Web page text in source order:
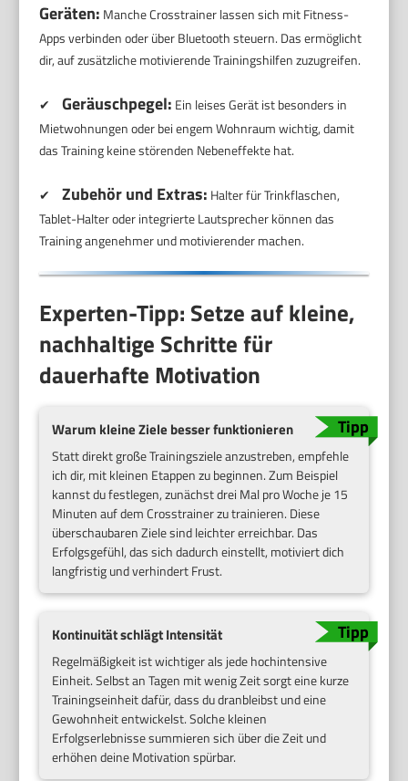
Geräten: Manche Crosstrainer lassen sich mit Fitness-
Apps verbinden oder über Bluetooth steuern. Das ermöglicht
dir, auf zusätzliche motivierende Trainingshilfen zuzugreifen.
✔ Geräuschpegel: Ein leises Gerät ist besonders in
Mietwohnungen oder bei engem Wohnraum wichtig, damit
das Training keine störenden Nebeneffekte hat.
✔ Zubehör und Extras: Halter für Trinkflaschen,
Tablet-Halter oder integrierte Lautsprecher können das
Training angenehmer und motivierender machen.
Experten-Tipp: Setze auf kleine,
nachhaltige Schritte für
dauerhafte Motivation
Warum kleine Ziele besser funktionieren
Statt direkt große Trainingsziele anzustreben, empfehle
ich dir, mit kleinen Etappen zu beginnen. Zum Beispiel
kannst du festlegen, zunächst drei Mal pro Woche je 15
Minuten auf dem Crosstrainer zu trainieren. Diese
überschaubaren Ziele sind leichter erreichbar. Das
Erfolgsgefühl, das sich dadurch einstellt, motiviert dich
langfristig und verhindert Frust.
Kontinuität schlägt Intensität
Regelmäßigkeit ist wichtiger als jede hochintensive
Einheit. Selbst an Tagen mit wenig Zeit sorgt eine kurze
Trainingseinheit dafür, dass du dranbleibst und eine
Gewohnheit entwickelst. Solche kleinen
Erfolgserlebnisse summieren sich über die Zeit und
erhöhen deine Motivation spürbar.